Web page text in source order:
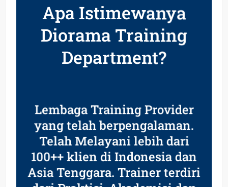
Apa Istimewanya
Diorama Training
Department?
Lembaga Training Provider
yang telah berpengalaman.
Telah Melayani lebih dari
100++ klien di Indonesia dan
Asia Tenggara. Trainer terdiri